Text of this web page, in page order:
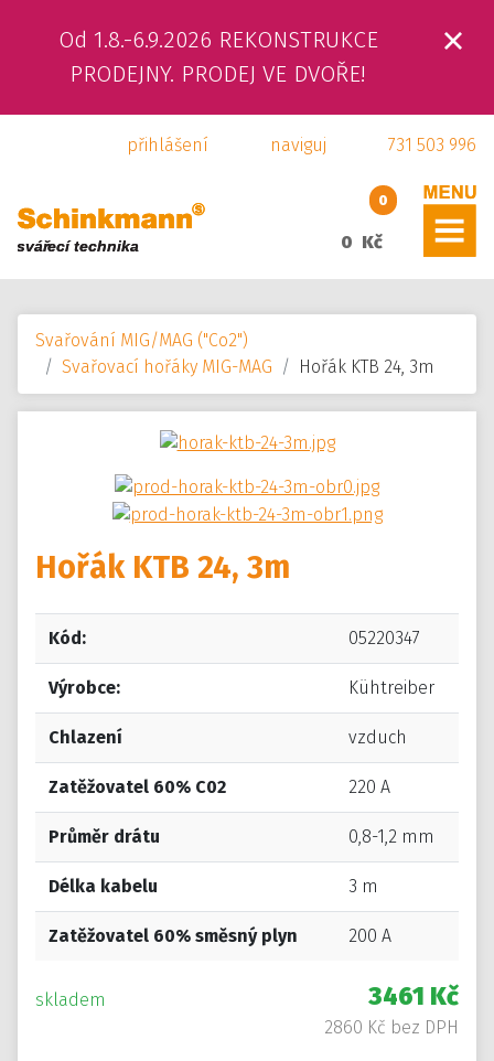
Od 1.8.-6.9.2026 REKONSTRUKCE
PRODEJNY. PRODEJ VE DVOŘE!
731 503 996
naviguj
přihlášení
0
0 Kč
ÚVOD
KAMENNÁ PRODEJNA
KONTAKTY
E-SHOP
Svařování MIG/MAG ("Co2")
Svařovací hořáky MIG-MAG
Hořák KTB 24, 3m
Hořák KTB 24, 3m
Kód: 05220347
Výrobce: Kühtreiber
Chlazení vzduch
Zatěžovatel 60% C02 220 A
Průměr drátu 0,8-1,2 mm
Délka kabelu 3 m
Zatěžovatel 60% směsný plyn 200 A
skladem 3461 Kč
2860 Kč bez DPH